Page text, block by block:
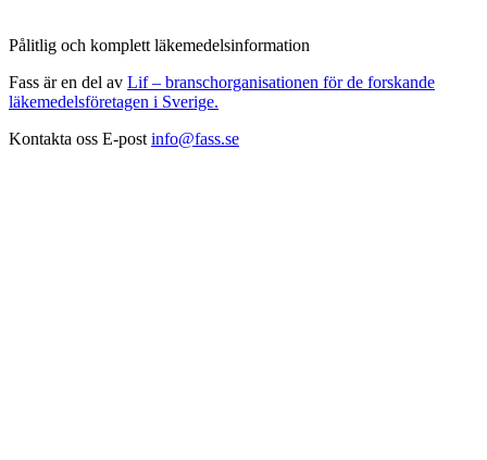
Pålitlig och komplett läkemedelsinformation
Fass är en del av Lif – branschorganisationen för de forskande
läkemedelsföretagen i Sverige.
Kontakta oss E-post info@fass.se